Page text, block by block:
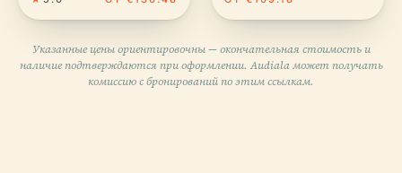
Указанные цены ориентировочны — окончательная стоимость и
наличие подтверждаются при оформлении. Audiala может получать
комиссию с бронирований по этим ссылкам.